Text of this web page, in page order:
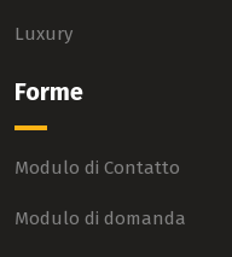
Luxury
Forme
Modulo di Contatto
Modulo di domanda